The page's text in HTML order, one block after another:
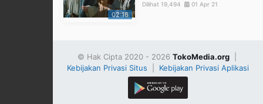
02:16
Dilihat 19,494 01 Apr 21
© Hak Cipta 2020 - 2026 TokoMedia.org|
Kebijakan Privasi Situs
Kebijakan Privasi Aplikasi